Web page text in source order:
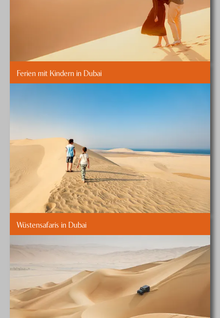
Ferien mit Kindern in Dubai
Wüstensafaris in Dubai